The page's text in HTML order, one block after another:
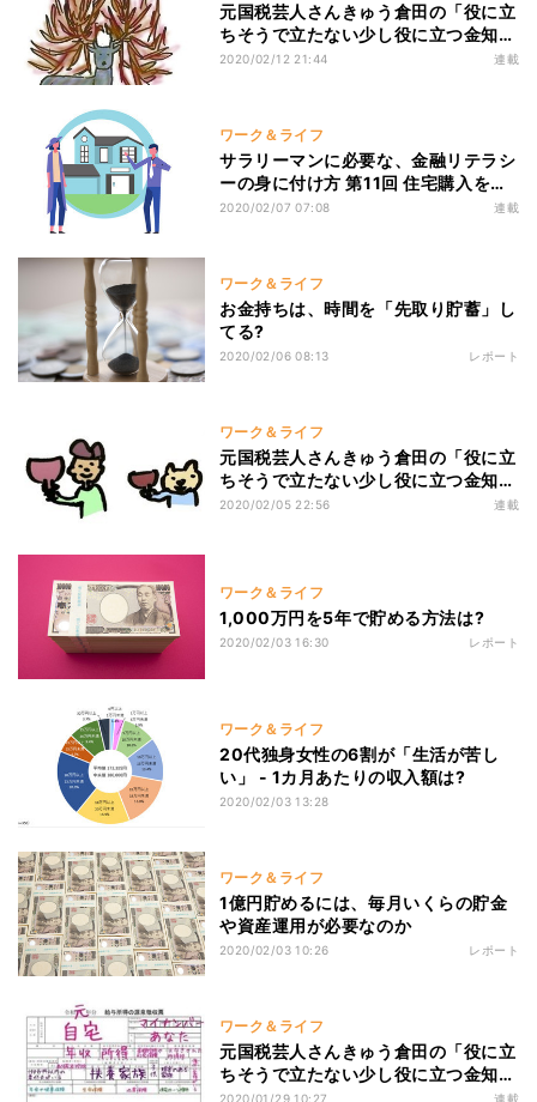
元国税芸人さんきゅう倉田の「役に立
ちそうで立たない少し役に立つ金知
識」 第136回 大きな角の鹿は、なぜ
2020/02/12 21:44 連載
ワーク＆ライフ
サラリーマンに必要な、金融リテラシ
ーの身に付け方 第11回 住宅購入を機
に金利の仕組みを理解する
2020/02/07 07:08 連載
ワーク＆ライフ
お金持ちは、時間を「先取り貯蓄」し
てる?
2020/02/06 08:13 レポート
ワーク＆ライフ
元国税芸人さんきゅう倉田の「役に立
ちそうで立たない少し役に立つ金知
識」 第135回 ソムリエを取得してワ
2020/02/05 22:56 連載
ワーク＆ライフ
1,000万円を5年で貯める方法は?
2020/02/03 16:30 レポート
ワーク＆ライフ
20代独身女性の6割が「生活が苦し
い」 - 1カ月あたりの収入額は?
2020/02/03 13:28
ワーク＆ライフ
1億円貯めるには、毎月いくらの貯金
や資産運用が必要なのか
2020/02/03 10:26 レポート
ワーク＆ライフ
元国税芸人さんきゅう倉田の「役に立
ちそうで立たない少し役に立つ金知
識」 第134回 最新版 源泉徴収票の見
2020/01/29 10:27 連載